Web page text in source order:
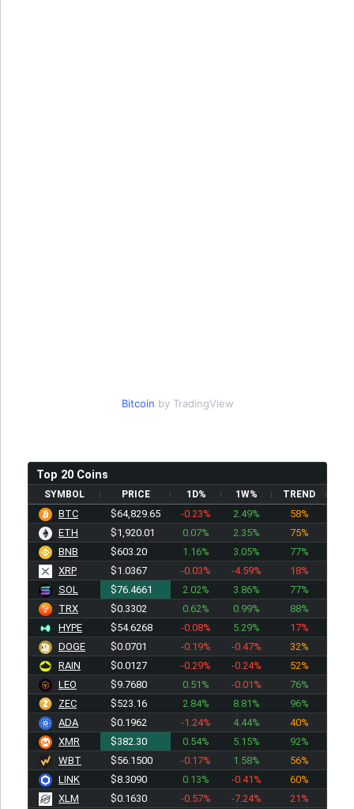
Bitcoin by TradingView
Top 20 Coins
SYMBOL PRICE 1D% 1W% TREND
BTC $64,829.65 -0.23% 2.49%
58%
ETH
$1,920.01 0.07% 2.35%
75%
BNB
$603.30 1.16% 3.05%
77%
XRP
$1.0368 -0.03% -4.59%
18%
SOL
$76.4661 2.02% 3.86%
77%
TRX
$0.3302 0.62% 0.99%
88%
HYPE
$54.6268 -0.08% 5.29%
17%
DOGE
$0.0701 -0.19% -0.47%
32%
RAIN
$0.0127 -0.29% -0.24%
52%
LEO
$9.7680 0.51% -0.01%
76%
ZEC
$523.47 2.84% 8.81%
96%
ADA
$0.1962 -1.24% 4.44%
40%
XMR
$382.30 0.54% 5.15%
92%
WBT
$56.1500 -0.17% 1.58%
56%
LINK
$8.3090 0.13% -0.41%
60%
XLM
$0.1630 -0.57% -7.24% 21%